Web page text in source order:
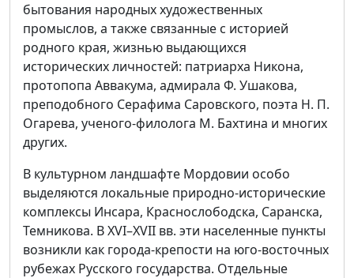
бытования народных художественных
промыслов, а также связанные с историей
родного края, жизнью выдающихся
исторических личностей: патриарха Никона,
протопопа Аввакума, адмирала Ф. Ушакова,
преподобного Серафима Саровского, поэта Н. П.
Огарева, ученого-филолога М. Бахтина и многих
других.
В культурном ландшафте Мордовии особо
выделяются локальные природно-исторические
комплексы Инсара, Краснослободска, Саранска,
Темникова. В XVI–XVII вв. эти населенные пункты
возникли как города-крепости на юго-восточных
рубежах Русского государства. Отдельные